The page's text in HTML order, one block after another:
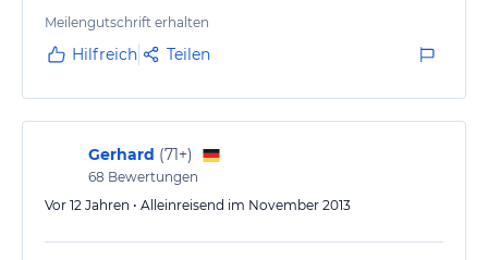
Meilengutschrift erhalten
Hilfreich Teilen
Gerhard (71+)
68 Bewertungen
Vor 12 Jahren • Alleinreisend im November 2013